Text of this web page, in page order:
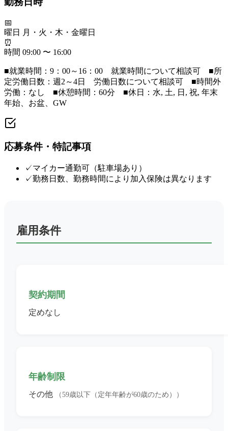
📅
曜日
月・火・木・金曜日
⏰
時間 09:00 〜 16:00
■就業時間：9：00～16：00 就業時間について相談可 ■所
定労働日数：週2～4日 労働日数について相談可 ■時間外
労働：なし ■休憩時間：60分 ■休日：水, 土, 日, 祝, 年末
年始、お盆、GW
応募条件・特記事項
✓マイカー通勤可（駐車場あり）
✓勤務日数、勤務時間により加入保険は異なります
雇用条件
契約期間
定めなし
年齢制限
その他 （59歳以下（定年年齢が60歳のため））